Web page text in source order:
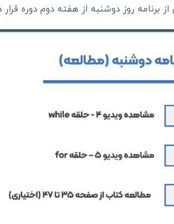
برنامه روز دوشنبه از هفته دوم دوره